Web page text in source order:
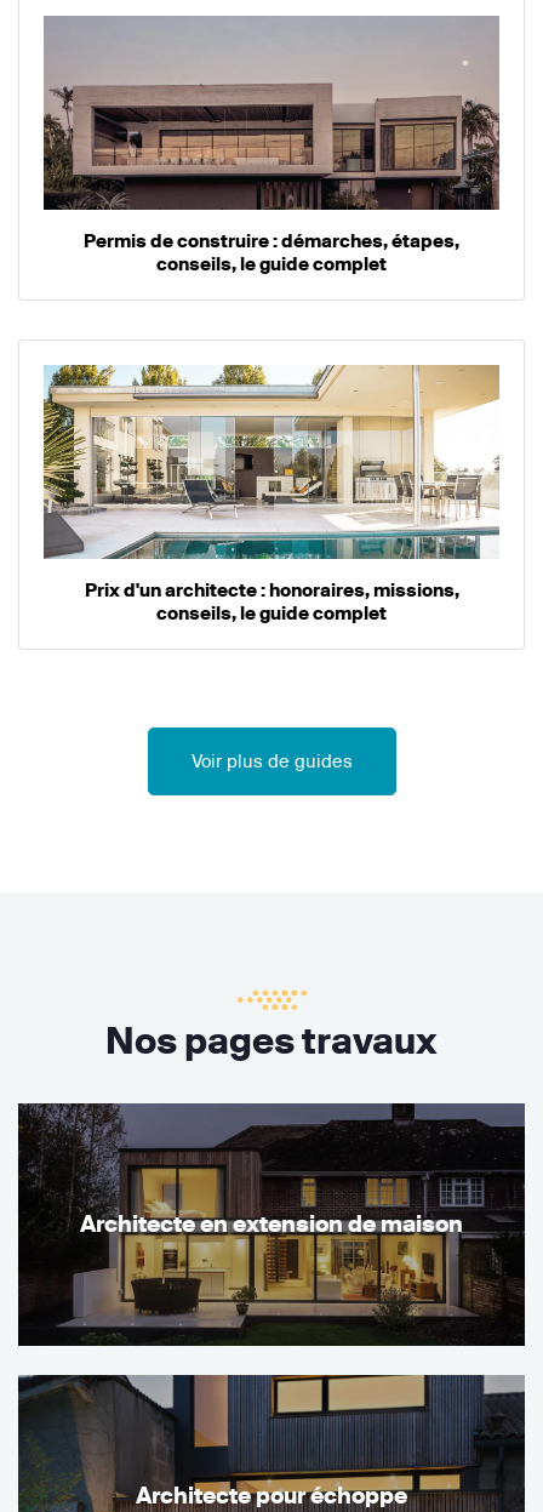
Permis de construire : démarches, étapes,
conseils, le guide complet
Prix d'un architecte : honoraires, missions,
conseils, le guide complet
Voir plus de guides
Nos pages travaux
Architecte en extension de maison
Architecte pour échoppe